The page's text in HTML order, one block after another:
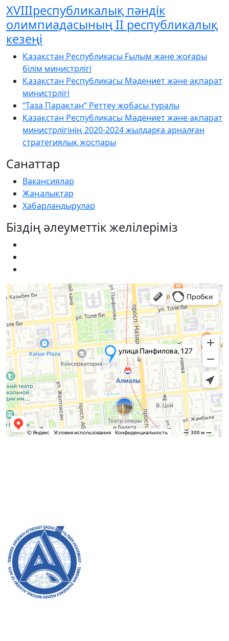
XVIIIреспубликалық пәндік
олимпиадасының ІІ республикалық
кезеңі
Қазақстан Республикасы Ғылым және жоғары
білім министрлігі
Қазақстан Республикасы Мәдениет және ақпарат
министрлігі
“Таза Парақтан” Реттеу жобасы туралы
Қазақстан Республикасы Мәдениет және ақпарат
министрлігінің 2020-2024 жылдарға арналған
стратегиялық жоспары
Санаттар
Вакансиялар
Жаңалықтар
Хабарландырулар
Біздің әлеуметтік желілеріміз